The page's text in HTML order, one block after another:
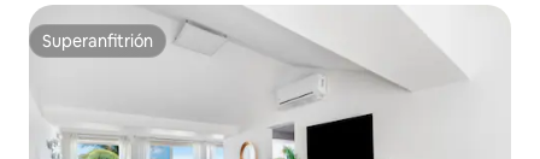
Superanfitrión
Superanfitrión